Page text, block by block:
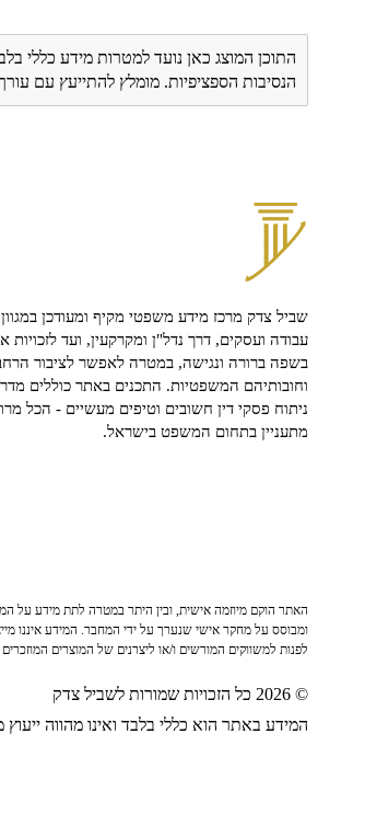
התוכן המוצג כאן נועד למטרות מידע כללי
הנסיבות הספציפיות. מומלץ להתייעץ עם
שביל צדק מרכז מידע משפטי מקיף ומעודכן
עבודה ועסקים, דרך נדל"ן ומקרקעין, ועד
בשפה ברורה ונגישה, במטרה לאפשר לציבור הרחב
וחובותיהם המשפטיות. התכנים באתר כוללים
ניתוח פסקי דין חשובים וטיפים מעשיים - הכל
מתעניין בתחום המשפט בישראל.
האתר הוקם מיוזמה אישית, ובין היתר במטרה לתת מידע על
ומבוסס על מחקר אישי שנערך על ידי המחבר. המידע איננו
לפנות למשווקים המורשים ו/או ליצרנים של המוצרים
© 2026 כל הזכויות שמורות לשביל צדק
המידע באתר הוא כללי בלבד ואינו מהווה